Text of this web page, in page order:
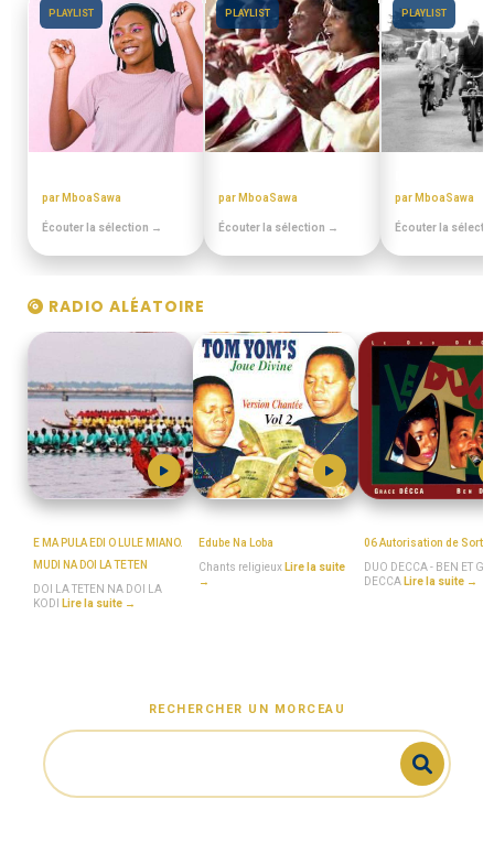
PLAYLIST
par MboaSawa
Écouter la sélection →
PLAYLIST
par MboaSawa
Écouter la sélection →
PLAYLIST
par MboaSawa
Écouter la
RADIO ALÉATOIRE
E MA PULA EDI O LULE MIANO.
MUDI NA DOI LA TETEN
DOI LA TETEN NA DOI LA
KODI
Lire la suite →
Edube Na Loba
Chants religieux Lire la suite
→
06 Autorisation de
DUO DECCA - BEN ET
DECCA Lire la suite →
RECHERCHER UN MORCEAU